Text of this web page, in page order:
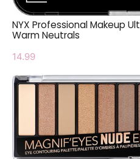
NYX Professional Makeup
Warm Neutrals
14.99